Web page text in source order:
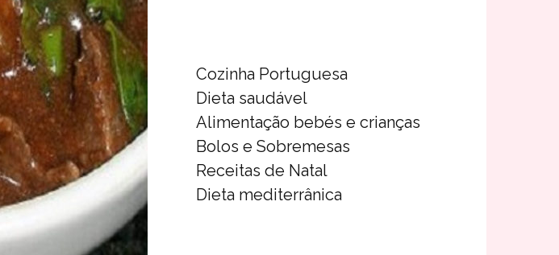
Cozinha Portuguesa
Dieta saudável
Alimentação bebés e crianças
Bolos e Sobremesas
Receitas de Natal
Dieta mediterrânica